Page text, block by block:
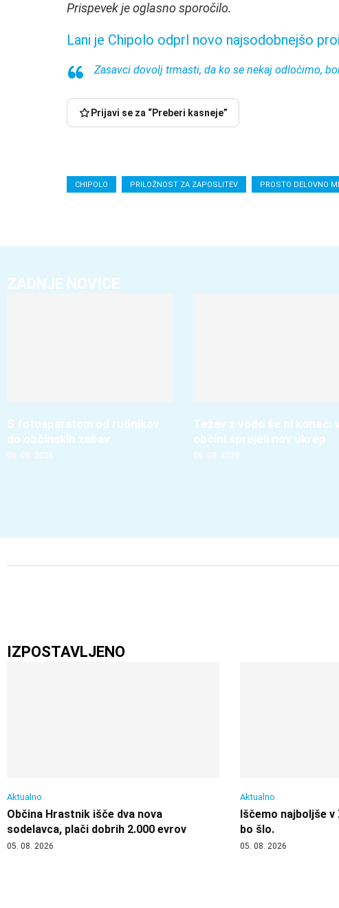
Prispevek je oglasno sporočilo.
Lani je Chipolo odprl novo najsodobnejšo
Zasavci dovolj trmasti, da ko se nekaj odločimo,
Prijavi se za “Preberi kasneje”
CHIPOLO PRILOŽNOST ZA ZAPOSLITEV PROSTO DELOVNO
ZADNJE NOVICE
S fotoaparatom od rudnikov
do občinskih zabav
06. 08. 2026
Težav z vodo še ni konec:
občini sprejeli nov ukrep
06. 08. 2026
IZPOSTAVLJENO
Aktualno
Občina Hrastnik išče dva nova
sodelavca, plači dobrih 2.000 evrov
05. 08. 2026
Aktualno
Iščemo najboljše v
bo šlo.
05. 08. 2026